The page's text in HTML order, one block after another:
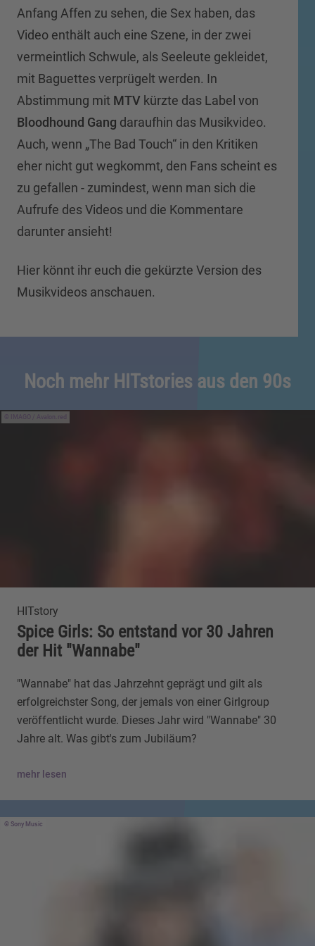
Anfang Affen zu sehen, die Sex haben, das
Video enthält auch eine Szene, in der zwei
vermeintlich Schwule, als Seeleute gekleidet,
mit Baguettes verprügelt werden. In
Abstimmung mit MTV kürzte das Label von
Bloodhound Gang daraufhin das Musikvideo.
Auch, wenn „The Bad Touch“ in den Kritiken
eher nicht gut wegkommt, den Fans scheint es
zu gefallen - zumindest, wenn man sich die
Aufrufe des Videos und die Kommentare
darunter ansieht!
Hier könnt ihr euch die gekürzte Version des
Musikvideos anschauen.
Noch mehr HITstories aus den 90s
IMAGO / Avalon.red
HITstory
Spice Girls: So entstand vor 30 Jahren
der Hit "Wannabe"
"Wannabe" hat das Jahrzehnt geprägt und gilt als
erfolgreichster Song, der jemals von einer Girlgroup
veröffentlicht wurde. Dieses Jahr wird "Wannabe" 30
Jahre alt. Was gibt's zum Jubiläum?
mehr lesen
Sony Music